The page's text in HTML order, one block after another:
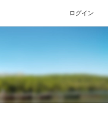
ログイン